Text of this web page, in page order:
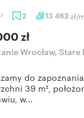
2 2 13 462zł/m
zł
Wrocław,
do
39 m²,
w...